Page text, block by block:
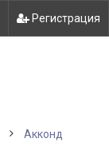
Регистрация
Акконд